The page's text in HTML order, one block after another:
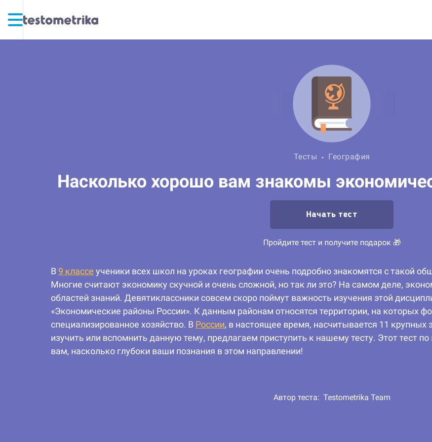
Тесты География
Насколько хорошо вам знакомы
Начать тест
Пройдите тест и получите подарок 🎁
В 9 классе ученики всех школ на уроках географии очень подробно знакомятся с такой
Многие считают экономику скучной и очень сложной, но так ли это? На самом деле,
областей знаний. Девятиклассники совсем скоро поймут важность изучения этой
«Экономические районы России». К данным районам относятся территории, на которых
специализированное хозяйство. В России, в настоящее время, насчитывается 11
изучить или вспомнить данную тему, предлагаем приступить к нашему тесту. Этот тест
вам, насколько глубоки ваши познания в этом направлении!
Автор теста: Testometrika Team